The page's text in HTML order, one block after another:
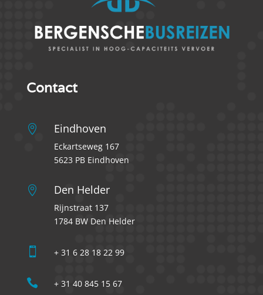
Contact
 Eindhoven
Eckartseweg 167
5623 PB Eindhoven
 Den Helder
Rijnstraat 137
1784 BW Den Helder
 + 31 6 28 18 22 99
 + 31 40 845 15 67